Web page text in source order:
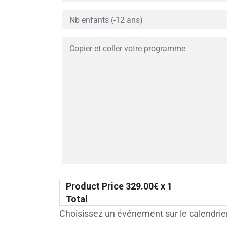
Product Price 329.00€ x 1
Total
Choisissez un événement sur le